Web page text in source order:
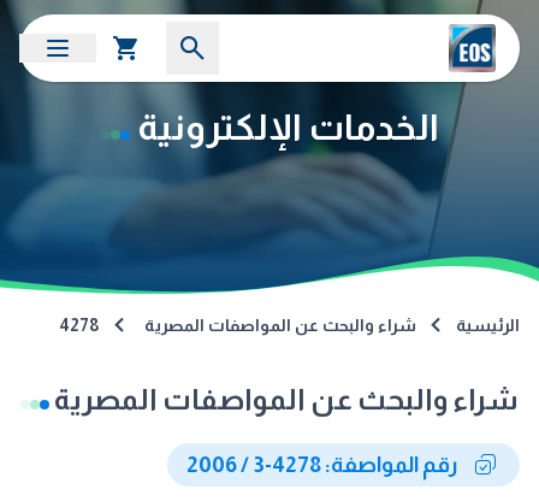
الخدمات الإلكترونية
الرئيسية شراء والبحث عن المواصفات المصرية 4278
شراء والبحث عن المواصفات المصرية
رقم المواصفة: 4278-3 / 2006